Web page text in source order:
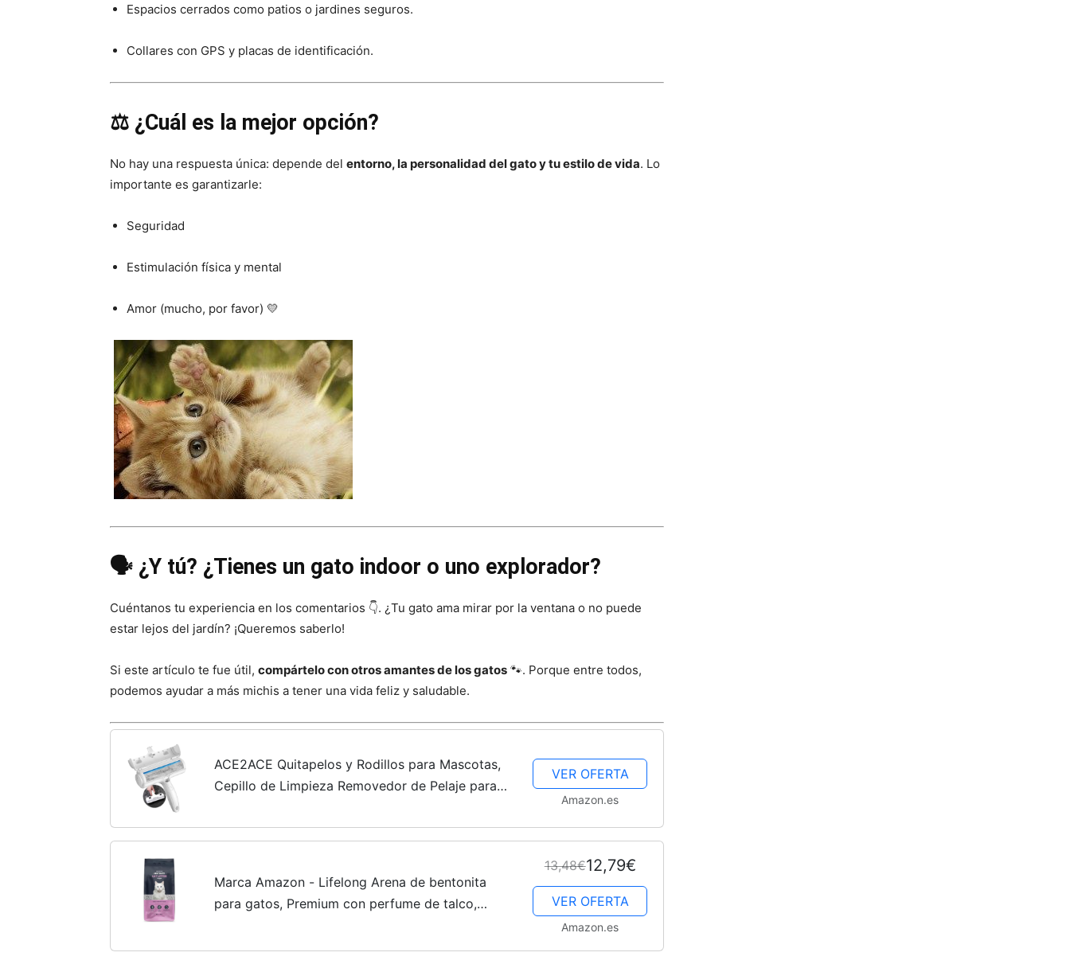
Espacios cerrados como patios o jardines seguros.
Collares con GPS y placas de identificación.
⚖️ ¿Cuál es la mejor opción?
No hay una respuesta única: depende del entorno, la personalidad del gato y tu estilo de vida. Lo
importante es garantizarle:
Seguridad
Estimulación física y mental
Amor (mucho, por favor) 💛
🗣️ ¿Y tú? ¿Tienes un gato indoor o uno explorador?
Cuéntanos tu experiencia en los comentarios 👇. ¿Tu gato ama mirar por la ventana o no puede
estar lejos del jardín? ¡Queremos saberlo!
Si este artículo te fue útil, compártelo con otros amantes de los gatos 🐾. Porque entre todos,
podemos ayudar a más michis a tener una vida feliz y saludable.
ACE2ACE Quitapelos y Rodillos para Mascotas,
Cepillo de Limpieza Removedor de Pelaje para
Cepillos...
VER OFERTA
Amazon.es
Marca Amazon - Lifelong Arena de bentonita
para gatos, Premium con perfume de talco,
13,48€12,79€
VER OFERTA
Amazon.es